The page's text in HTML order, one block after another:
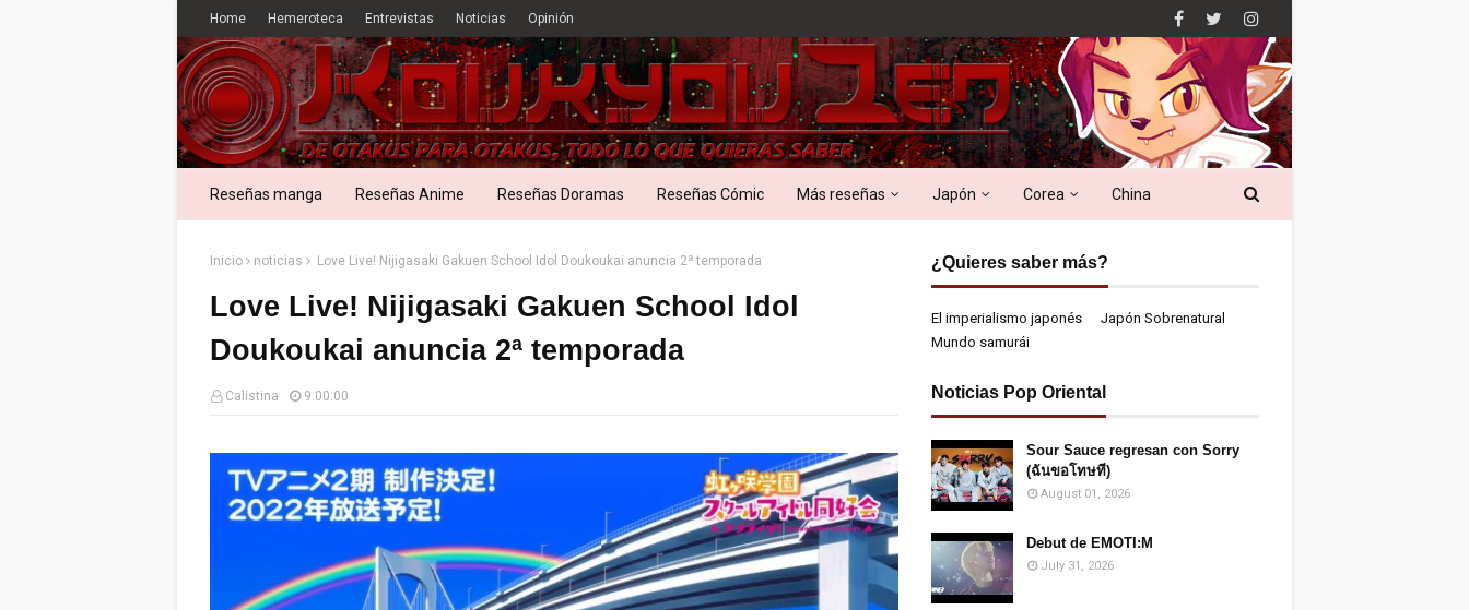
Home Hemeroteca Entrevistas Noticias Opinión
Reseñas manga Reseñas Anime Reseñas Doramas Reseñas Cómic Más reseñas Japón Corea China
Inicio noticias Love Live! Nijigasaki Gakuen School Idol Doukoukai anuncia 2ª temporada
Love Live! Nijigasaki Gakuen School Idol
Doukoukai anuncia 2ª temporada
Calistina 9:00:00
¿Quieres saber más?
El imperialismo japonés
Japón Sobrenatural
Mundo samurái
Noticias Pop Oriental
Sour Sauce regresan con Sorry
(ฉันขอโทษที)
August 01, 2026
Debut de EMOTI:M
July 31, 2026